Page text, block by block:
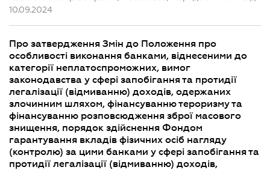
10.09.2024
Про затвердження Змін до Положення про
особливості виконання банками, віднесеними до
категорії неплатоспроможних, вимог
законодавства у сфері запобігання та протидії
легалізації (відмиванню) доходів, одержаних
злочинним шляхом, фінансуванню тероризму та
фінансуванню розповсюдження зброї масового
знищення, порядок здійснення Фондом
гарантування вкладів фізичних осіб нагляду
(контролю) за цими банками у сфері запобігання та
протидії легалізації (відмиванню) доходів,